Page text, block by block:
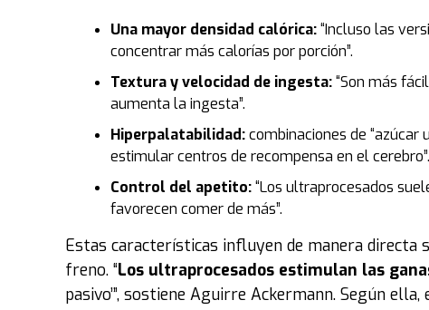
Una mayor densidad calórica:“Incluso las
concentrar más calorías por porción”.
Textura y velocidad de ingesta:“Son más
aumenta la ingesta”.
Hiperpalatabilidad:combinaciones de
estimular centros de recompensa en el cerebro”.
Control del apetito:“Los ultraprocesados
favorecen comer de más”.
Estas características influyen de manera directa
freno. “Los ultraprocesados estimulan las
pasivo’”, sostiene Aguirre Ackermann. Según